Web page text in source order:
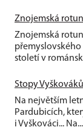
Znojemská
Znojemská
století v
Stopy
Na největším
Pardubicích,
i Vyškováci... Na...